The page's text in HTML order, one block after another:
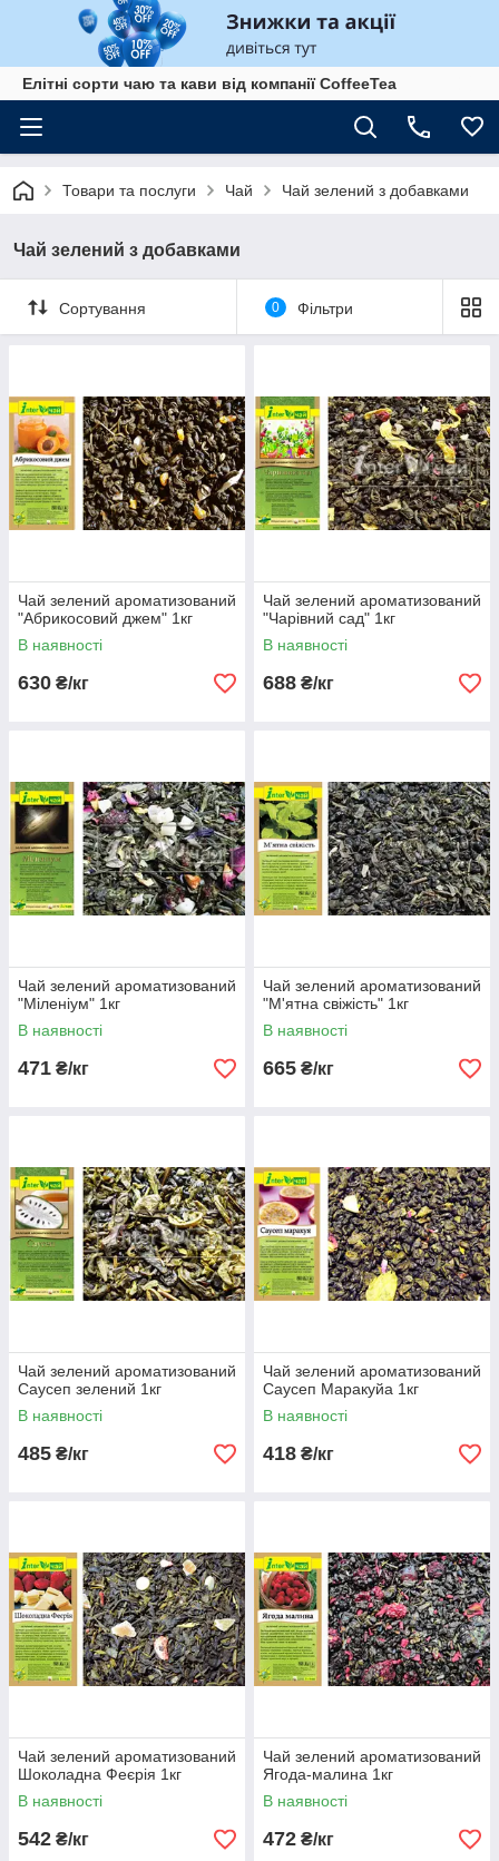
Елітні сорти чаю та кави від компанії CoffeeTea
Товари та послуги Чай Чай зелений з добавками
Чай зелений з добавками
Сортування 0 Фільтри
Чай зелений ароматизований
"Абрикосовий джем" 1кг
В наявності
630 ₴/кг
Чай зелений ароматизований
"Чарівний сад" 1кг
В наявності
688 ₴/кг
Чай зелений ароматизований
"Міленіум" 1кг
В наявності
471 ₴/кг
Чай зелений ароматизований
"М'ятна свіжість" 1кг
В наявності
665 ₴/кг
Чай зелений ароматизований
Саусеп зелений 1кг
В наявності
485 ₴/кг
Чай зелений ароматизований
Саусеп Маракуйа 1кг
В наявності
418 ₴/кг
Чай зелений ароматизований
Шоколадна Феєрія 1кг
В наявності
542 ₴/кг
Чай зелений ароматизований
Ягода-малина 1кг
В наявності
472 ₴/кг